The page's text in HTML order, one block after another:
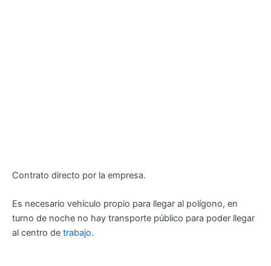
Contrato directo por la empresa.
Es necesario vehículo propio para llegar al polígono, en
turno de noche no hay transporte público para poder llegar
al centro de trabajo.